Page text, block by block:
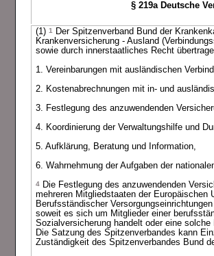
§ 219a Deutsche
(1) 1
Der Spitzenverband Bund der
Krankenversicherung - Ausland
sowie durch innerstaatliches Recht
1. Vereinbarungen mit ausländischen
2. Kostenabrechnungen mit in- und
3. Festlegung des anzuwendenden
4. Koordinierung der Verwaltungshilfe und
5. Aufklärung, Beratung und Information,
6. Wahrnehmung der Aufgaben der
4 Die Festlegung des anzuwendenden
mehreren Mitgliedstaaten der Europäischen
Berufsständischer
soweit es sich um Mitglieder einer
Sozialversicherung handelt oder eine
Die Satzung des Spitzenverbandes kann
Zuständigkeit des Spitzenverbandes Bund